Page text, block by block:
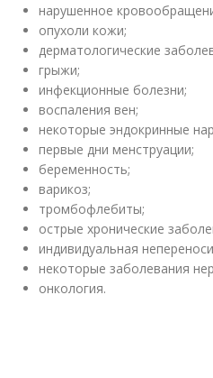
нарушенное
опухоли кожи;
дерматологические
грыжи;
инфекционные болезни;
воспаления вен;
некоторые эндокринные
первые дни менструации;
беременность;
варикоз;
тромбофлебиты;
острые хронические
индивидуальная
некоторые заболевания
онкология.